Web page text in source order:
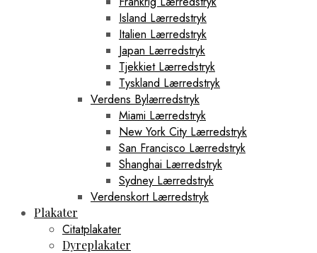
Island Lærredstryk
Italien Lærredstryk
Japan Lærredstryk
Tjekkiet Lærredstryk
Tyskland Lærredstryk
Verdens Bylærredstryk
Miami Lærredstryk
New York City Lærredstryk
San Francisco Lærredstryk
Shanghai Lærredstryk
Sydney Lærredstryk
Verdenskort Lærredstryk
Plakater
Citatplakater
Dyreplakater